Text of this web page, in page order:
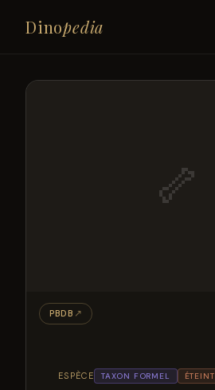
Dinopedia
ESPÈCE TAXON FORMEL ÉTEINT
🦴
PBDB ↗